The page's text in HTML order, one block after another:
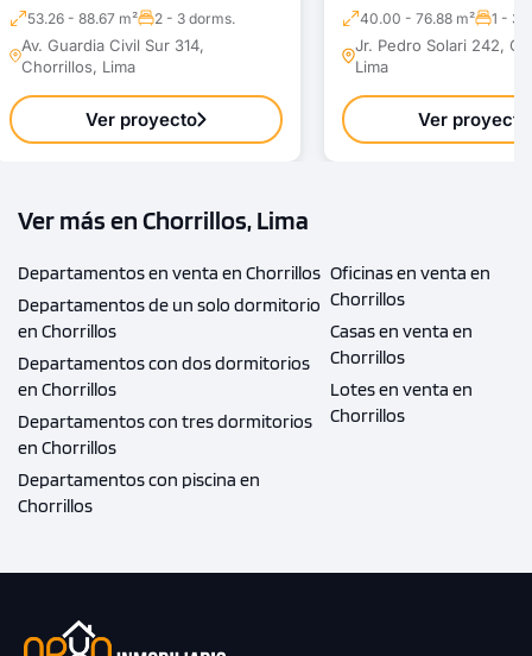
53.26 - 88.67 m² 2 - 3 dorms.
Av. Guardia Civil Sur 314,
Chorrillos, Lima
Ver proyecto
40.00 - 76.88 m² 1 - 3
Jr. Pedro Solari 242,
Lima
Ver proyecto
Ver más en Chorrillos, Lima
Departamentos en venta en Chorrillos
Departamentos de un solo dormitorio
en Chorrillos
Departamentos con dos dormitorios
en Chorrillos
Departamentos con tres dormitorios
en Chorrillos
Departamentos con piscina en
Chorrillos
Oficinas en venta en
Chorrillos
Casas en venta en
Chorrillos
Lotes en venta en
Chorrillos